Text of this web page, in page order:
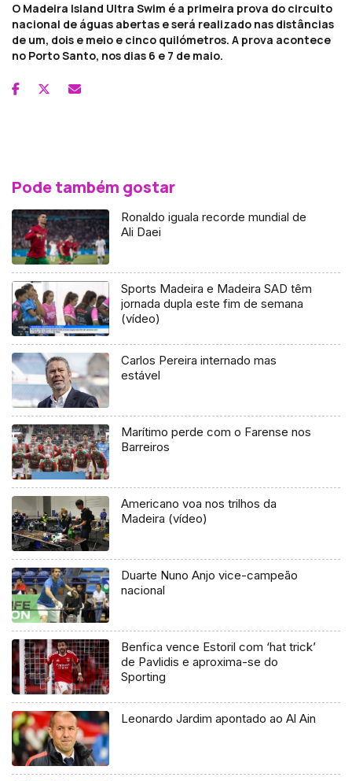
O Madeira Island Ultra Swim é a primeira prova do circuito
nacional de águas abertas e será realizado nas distâncias
de um, dois e meio e cinco quilómetros. A prova acontece
no Porto Santo, nos dias 6 e 7 de maio.
Pode também gostar
Ronaldo iguala recorde mundial de
Ali Daei
Sports Madeira e Madeira SAD têm
jornada dupla este fim de semana
(vídeo)
Carlos Pereira internado mas
estável
Marítimo perde com o Farense nos
Barreiros
Americano voa nos trilhos da
Madeira (vídeo)
Duarte Nuno Anjo vice-campeão
nacional
Benfica vence Estoril com ‘hat trick’
de Pavlidis e aproxima-se do
Sporting
Leonardo Jardim apontado ao Al Ain